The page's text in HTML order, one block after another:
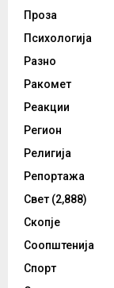
Проза
Психологија
Разно
Ракомет
Реакции
Регион
Религија
Репортажа
Свет (2,888)
Скопје
Соопштенија
Спорт